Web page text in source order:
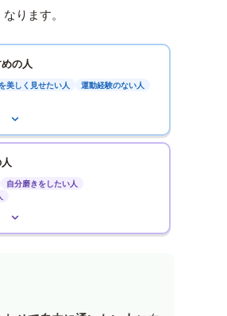
ります。
の人
美しく見せたい人 運動経験のない人
自分磨きをしたい人